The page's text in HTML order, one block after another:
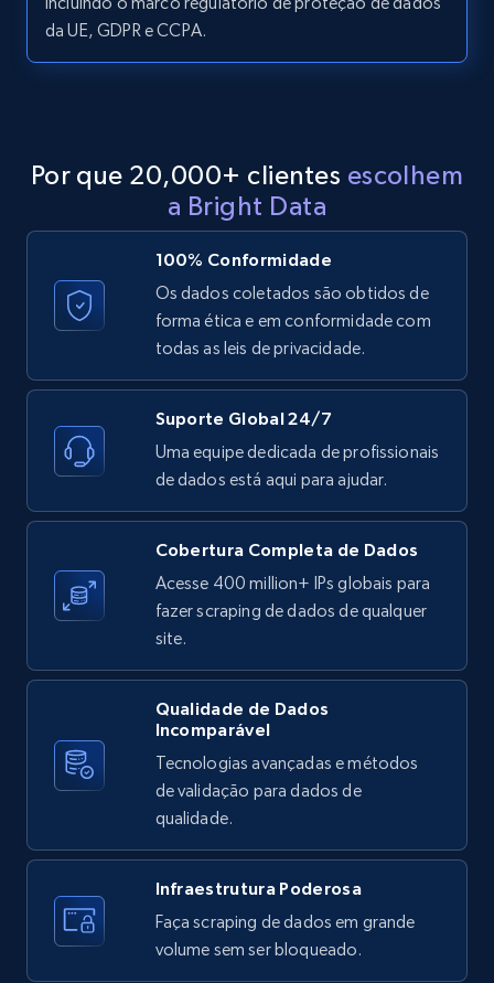
LinkedIn posts - Discover posts by Profile
URL
11.3K+ 1.5K+ Comece grátis
LinkedIn posts - Discover new posts
company URL
URL, ID, User id, Use url, Title, Headline, Post
text, Date posted, and more.
11.3K+
X (formerly Twitter) - Posts
ID, User posted, Name, Description, Date
posted, Photos, URL, Quoted post, and more.
X (formerly Twitter) - Posts - Collecting
Twitter posts URLs
ID, User posted, Name, Description, Date
posted, Photos, URL, Quoted post, and more.
10.4K+ 1.2K+ Comece grátis
da UE, GDPR e CCPA.
Por que 20,000+ clientes escolhem
a Bright Data
100% Conformidade
Os dados coletados são obtidos de
forma ética e em conformidade com
todas as leis de privacidade.
Suporte Global 24/7
Uma equipe dedicada de profissionais
de dados está aqui para ajudar.
Cobertura Completa de Dados
Acesse 400 million+ IPs globais para
fazer scraping de dados de qualquer
site.
Qualidade de Dados
Incomparável
Tecnologias avançadas e métodos
de validação para dados de
qualidade.
Infraestrutura Poderosa
Faça scraping de dados em grande
volume sem ser bloqueado.